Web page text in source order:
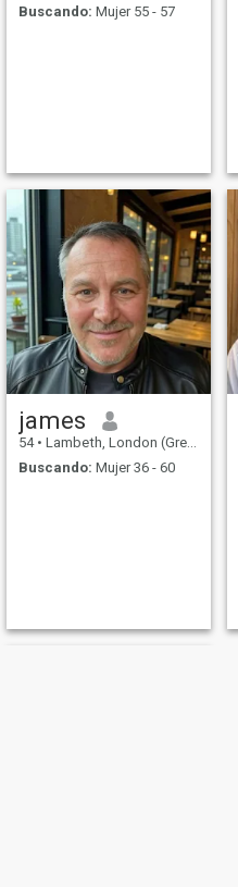
Buscando: Mujer 55 - 57
james
54 • Lambeth, London (Greater), Reino Unido
Buscando: Mujer 36 - 60